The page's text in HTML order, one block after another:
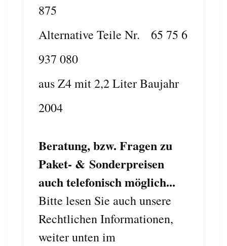
875
Alternative Teile Nr. 65 75 6
937 080
aus Z4 mit 2,2 Liter Baujahr
2004
Beratung, bzw. Fragen zu
Paket- & Sonderpreisen
auch telefonisch möglich...
Bitte lesen Sie auch unsere
Rechtlichen Informationen,
weiter unten im